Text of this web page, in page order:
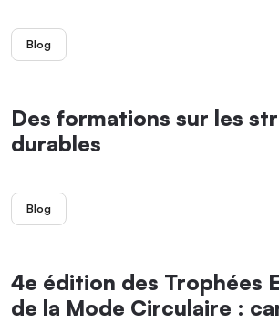
Blog
Des formations sur les
durables
Blog
4e édition des Trophées
de la Mode Circulaire :